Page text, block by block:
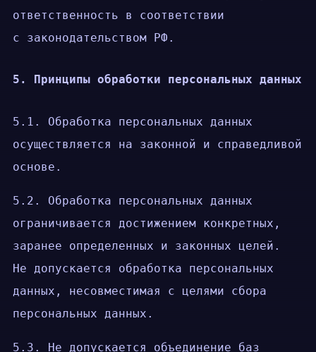
ответственность в соответствии
с законодательством РФ.
5. Принципы обработки персональных данных
5.1. Обработка персональных данных
осуществляется на законной и справедливой
основе.
5.2. Обработка персональных данных
ограничивается достижением конкретных,
заранее определенных и законных целей.
Не допускается обработка персональных
данных, несовместимая с целями сбора
персональных данных.
5.3. Не допускается объединение баз